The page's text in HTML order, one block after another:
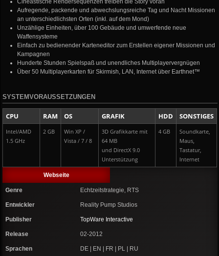
Cineastische Rendersequenzen treiben die Story voran
Aufregende, packende und abwechslungsreiche Tag und Nacht Missionen
an unterschiedlichsten Orten (inkl. auf dem Mond)
Unzählige Einheiten, über 100 Gebäude und umwerfende neue
Waffensysteme
Einfach zu bedienender Karteneditor zum Erstellen eigener Missionen und
Kampagnen
Hunderte Stunden Spielspaß und unendliches Multiplayervergnügen
Über 50 Multiplayerkarten für Skirmish, LAN, Internet über Earthnet™
SYSTEMVORAUSSETZUNGEN
CPU RAM OS GRAFIK HDD SONSTIGES
Intel/AMD
1.5 GHz
2 GB
Win XP /
Vista / 7 / 8
3D Grafikkarte mit
64 MB
und DirectX 9.0
Unterstützung
4 GB
Soundkarte,
Maus,
Tastatur,
Internet
Webseite
Genre Echtzeitstrategie, RTS
Entwickler Reality Pump Studios
Publisher TopWare Interactive
Release 02-2012
Sprachen DE | EN | FR | PL | RU